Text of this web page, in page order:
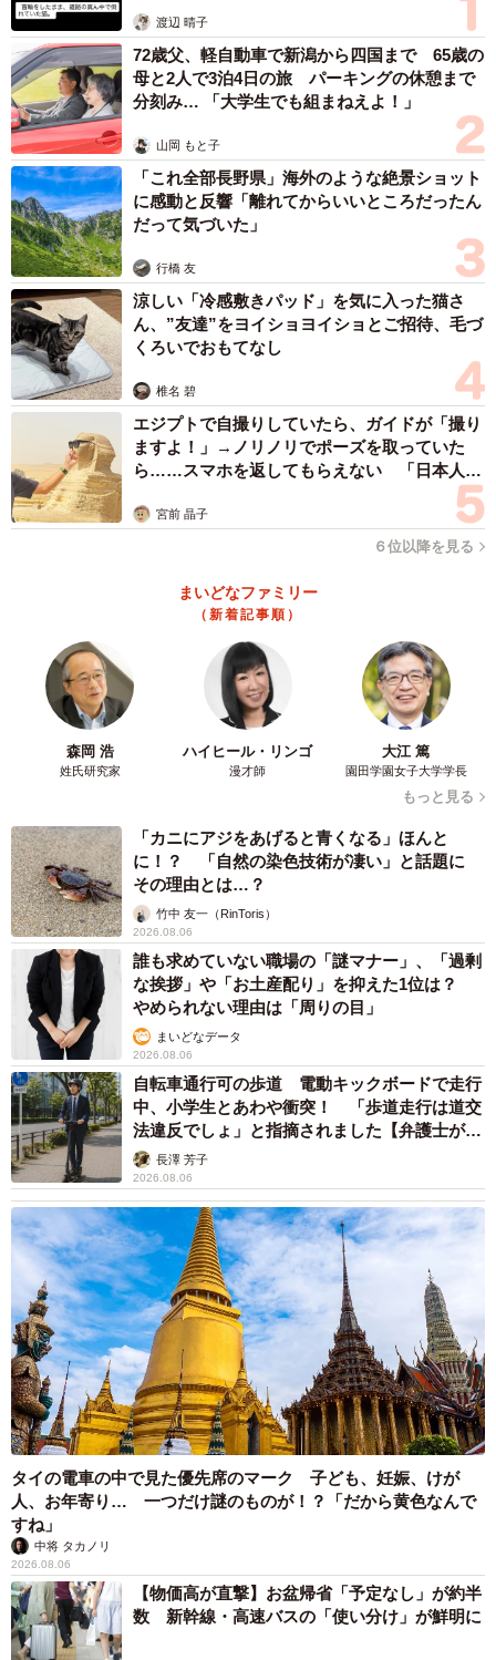
渡辺 晴子
72歳父、軽自動車で新潟から四国まで 65歳の
母と2人で3泊4日の旅 パーキングの休憩まで
分刻み… 「大学生でも組まねえよ！」
山岡 もと子
「これ全部長野県」海外のような絶景ショット
に感動と反響「離れてからいいところだったん
だって気づいた」
行橋 友
涼しい「冷感敷きパッド」を気に入った猫さ
ん、”友達”をヨイショヨイショとご招待、毛づ
くろいでおもてなし
椎名 碧
エジプトで自撮りしていたら、ガイドが「撮り
ますよ！」→ノリノリでポーズを取っていた
ら……スマホを返してもらえない 「日本人は
カモ代表かも」「私は6時間で3万円払った」
宮前 晶子
６位以降を見る
まいどなファミリー
（新着記事順）
森岡 浩
姓氏研究家
ハイヒール・リンゴ
漫才師
大江 篤
園田学園女子大学学長
もっと見る
「カニにアジをあげると青くなる」ほんと
に！？ 「自然の染色技術が凄い」と話題に
その理由とは…？
竹中 友一（RinToris）
2026.08.06
誰も求めていない職場の「謎マナー」、「過剰
な挨拶」や「お土産配り」を抑えた1位は？
やめられない理由は「周りの目」
まいどなデータ
2026.08.06
自転車通行可の歩道 電動キックボードで走行
中、小学生とあわや衝突！ 「歩道走行は道交
法違反でしょ」と指摘されました【弁護士が解
説】長澤 芳子
2026.08.06
タイの電車の中で見た優先席のマーク 子ども、妊娠、けが
人、お年寄り… 一つだけ謎のものが！？「だから黄色なんで
すね」
中将 タカノリ
2026.08.06
【物価高が直撃】お盆帰省「予定なし」が約半
数 新幹線・高速バスの「使い分け」が鮮明に